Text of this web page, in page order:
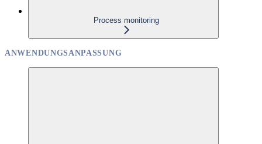
Process monitoring
ANWENDUNGSANPASSUNG